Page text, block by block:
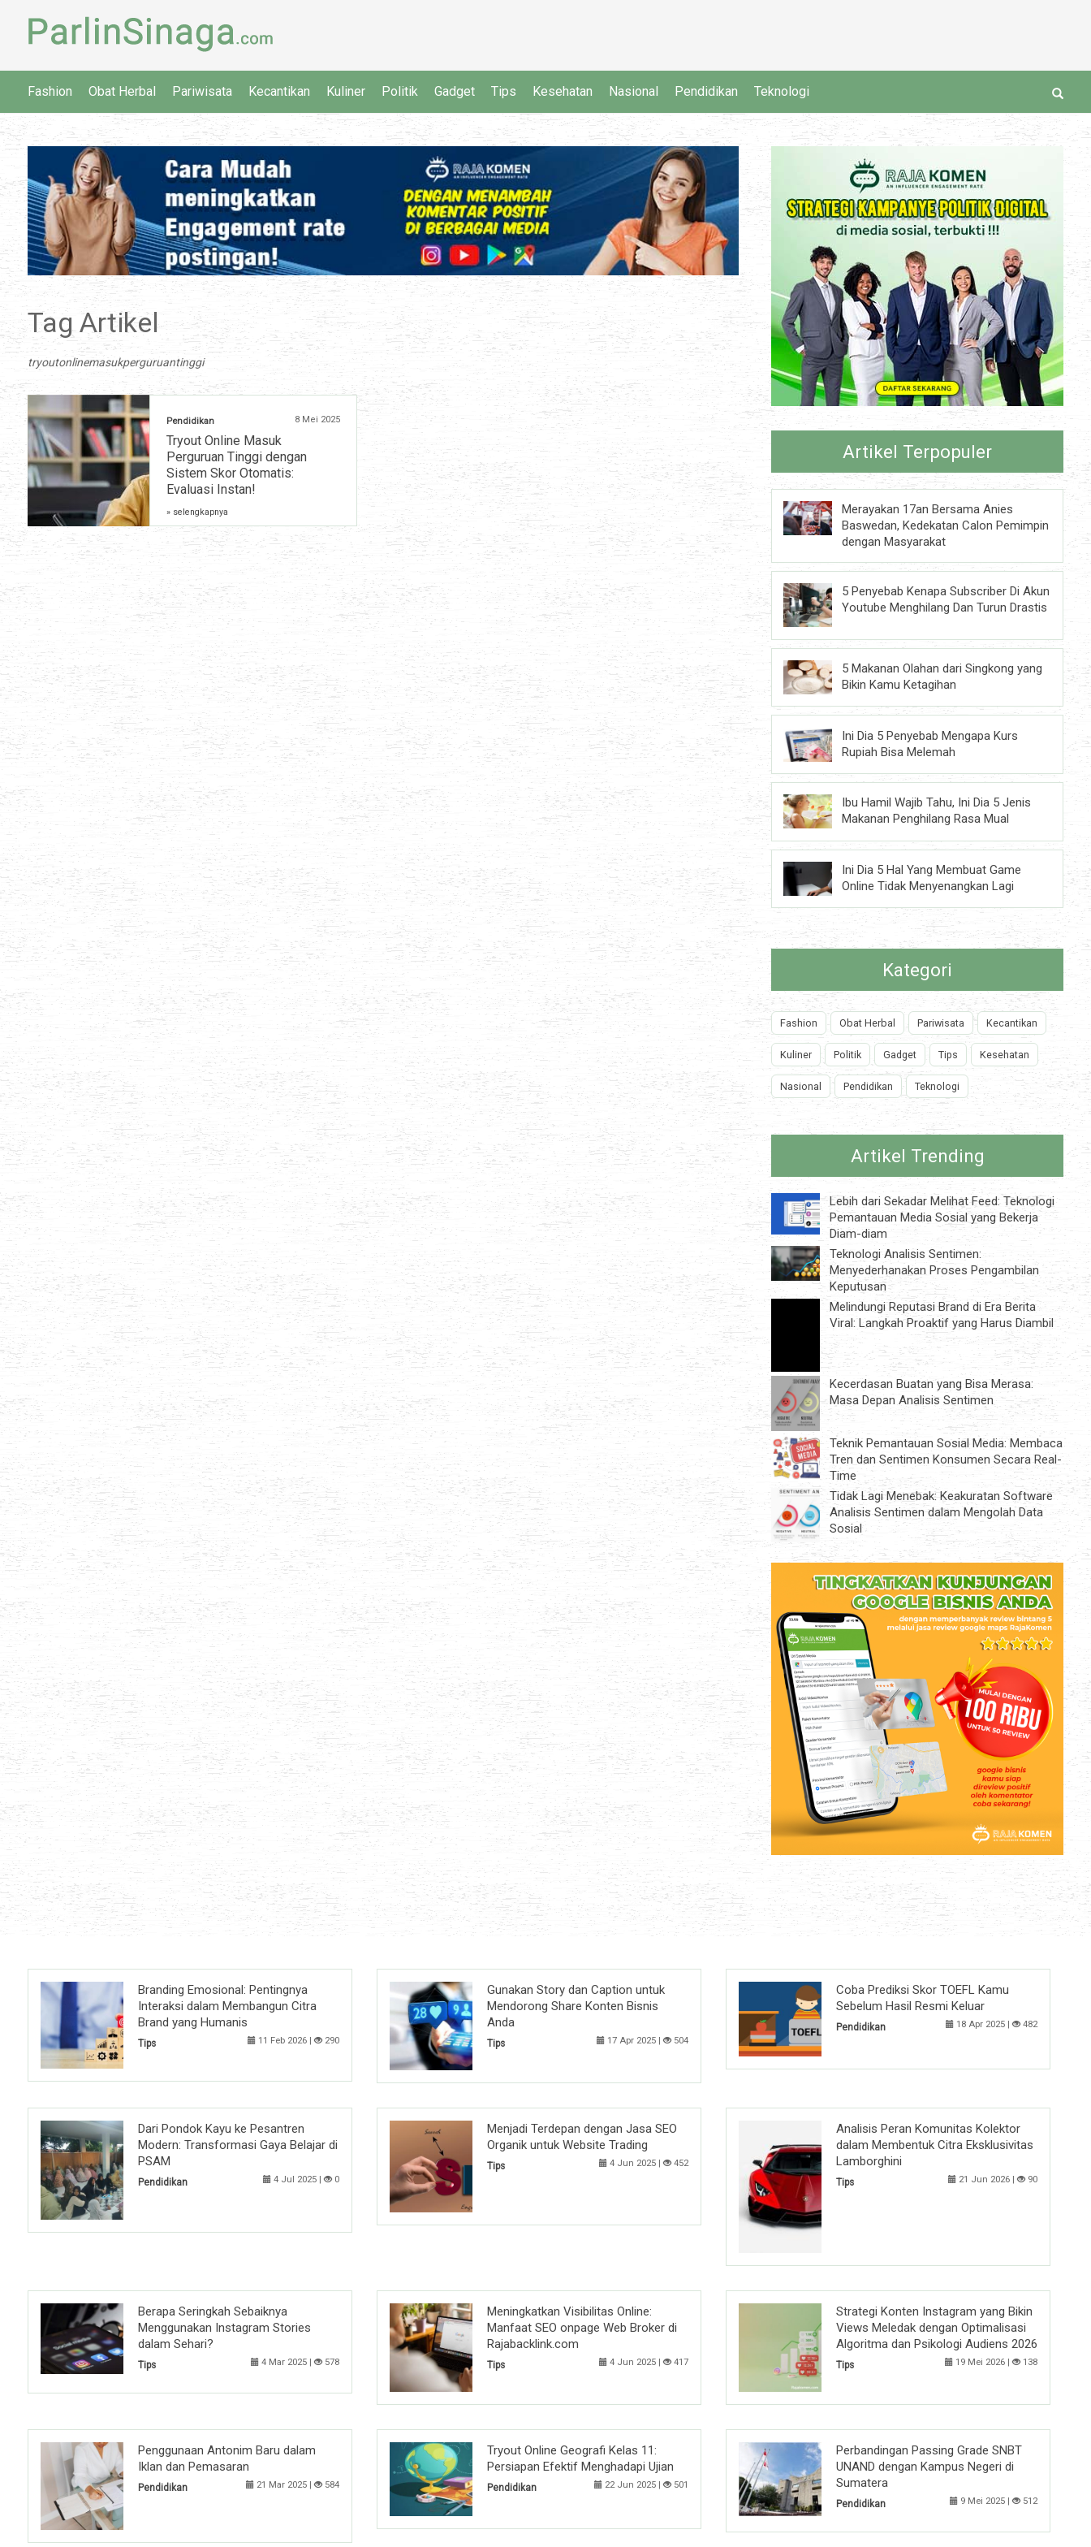
Fashion Obat Herbal Pariwisata Kecantikan Kuliner Politik Gadget Tips Kesehatan Nasional Pendidikan Teknologi
Tag Artikel
tryoutonlinemasukperguruantinggi
Pendidikan 8 Mei 2025
Tryout Online Masuk
Perguruan Tinggi dengan
Sistem Skor Otomatis:
Evaluasi Instan!
» selengkapnya
Artikel Terpopuler
Merayakan 17an Bersama Anies
Baswedan, Kedekatan Calon Pemimpin
dengan Masyarakat
5 Penyebab Kenapa Subscriber Di Akun
Youtube Menghilang Dan Turun Drastis
5 Makanan Olahan dari Singkong yang
Bikin Kamu Ketagihan
Ini Dia 5 Penyebab Mengapa Kurs
Rupiah Bisa Melemah
Ibu Hamil Wajib Tahu, Ini Dia 5 Jenis
Makanan Penghilang Rasa Mual
Ini Dia 5 Hal Yang Membuat Game
Online Tidak Menyenangkan Lagi
Kategori
Fashion Obat Herbal Pariwisata Kecantikan
Kuliner Politik Gadget Tips Kesehatan
Nasional Pendidikan Teknologi
Artikel Trending
Lebih dari Sekadar Melihat Feed: Teknologi
Pemantauan Media Sosial yang Bekerja
Diam-diam
Teknologi Analisis Sentimen:
Menyederhanakan Proses Pengambilan
Keputusan
Melindungi Reputasi Brand di Era Berita
Viral: Langkah Proaktif yang Harus Diambil
Kecerdasan Buatan yang Bisa Merasa:
Masa Depan Analisis Sentimen
Teknik Pemantauan Sosial Media: Membaca
Tren dan Sentimen Konsumen Secara Real-
Time
Tidak Lagi Menebak: Keakuratan Software
Analisis Sentimen dalam Mengolah Data
Sosial
Branding Emosional: Pentingnya
Interaksi dalam Membangun Citra
Brand yang Humanis
Tips 11 Feb 2026 | 290
Gunakan Story dan Caption untuk
Mendorong Share Konten Bisnis
Anda
Tips 17 Apr 2025 | 504
Coba Prediksi Skor TOEFL Kamu
Sebelum Hasil Resmi Keluar
Pendidikan 18 Apr 2025 | 482
Dari Pondok Kayu ke Pesantren
Modern: Transformasi Gaya Belajar di
PSAM
Pendidikan 4 Jul 2025 | 0
Menjadi Terdepan dengan Jasa SEO
Organik untuk Website Trading
Tips 4 Jun 2025 | 452
Analisis Peran Komunitas Kolektor
dalam Membentuk Citra Eksklusivitas
Lamborghini
Tips 21 Jun 2026 | 90
Berapa Seringkah Sebaiknya
Menggunakan Instagram Stories
dalam Sehari?
Tips 4 Mar 2025 | 578
Meningkatkan Visibilitas Online:
Manfaat SEO onpage Web Broker di
Rajabacklink.com
Tips 4 Jun 2025 | 417
Strategi Konten Instagram yang Bikin
Views Meledak dengan Optimalisasi
Algoritma dan Psikologi Audiens 2026
Tips 19 Mei 2026 | 138
Penggunaan Antonim Baru dalam
Iklan dan Pemasaran
Pendidikan 21 Mar 2025 | 584
Tryout Online Geografi Kelas 11:
Persiapan Efektif Menghadapi Ujian
Pendidikan 22 Jun 2025 | 501
Perbandingan Passing Grade SNBT
UNAND dengan Kampus Negeri di
Sumatera
Pendidikan 9 Mei 2025 | 512